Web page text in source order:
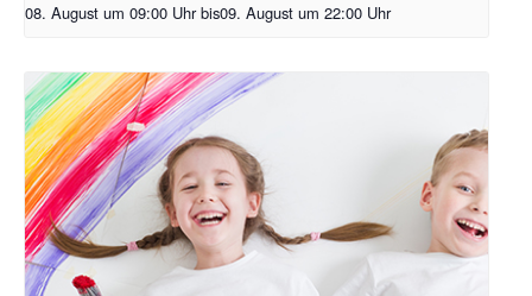
08. August um 09:00 Uhr bis09. August um 22:00 Uhr